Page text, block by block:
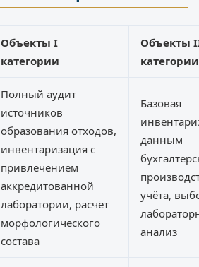
Объекты I
категории
Объекты
категории
Полный аудит
источников
образования отходов,
инвентаризация с
привлечением
аккредитованной
лаборатории, расчёт
морфологического
состава
Базовая
данным
учёта,
анализ